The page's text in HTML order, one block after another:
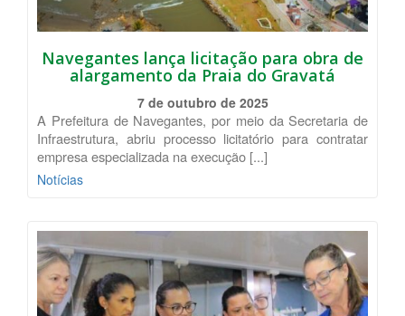
Navegantes lança licitação para obra de
alargamento da Praia do Gravatá
7 de outubro de 2025
A Prefeitura de Navegantes, por meio da Secretaria de
Infraestrutura, abriu processo licitatório para contratar
empresa especializada na execução [...]
Notícias